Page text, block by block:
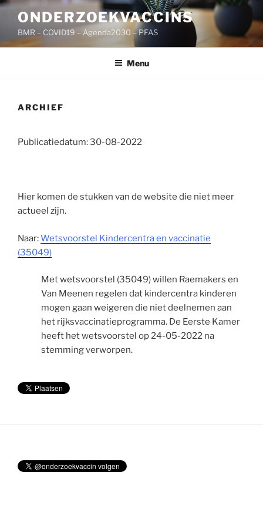
Ga
inhoud
ONDERZOEKVACCINS
BMR – COVID19 – Agenda2030 – PFAS
Menu
ARCHIEF
Publicatiedatum: 30-08-2022
Hier komen de stukken van de website die niet meer
actueel zijn.
Naar:Wetsvoorstel Kindercentra en vaccinatie
(35049)
Met wetsvoorstel (35049) willen Raemakers en
Van Meenen regelen dat kindercentra kinderen
mogen gaan weigeren die niet deelnemen aan
het rijksvaccinatieprogramma. De Eerste Kamer
heeft het wetsvoorstel op 24-05-2022 na
stemming verworpen.